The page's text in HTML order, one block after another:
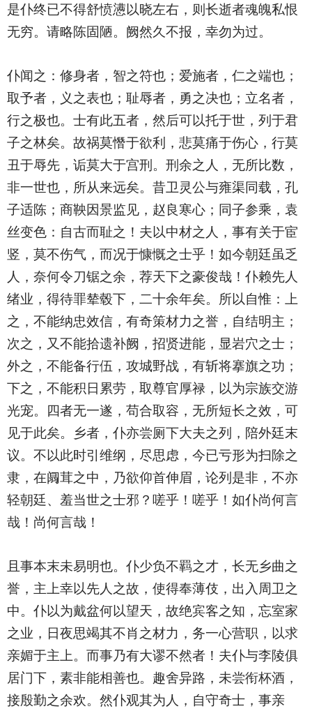
是仆终已不得舒愤懑以晓左右，则长逝者魂魄私恨
无穷。请略陈固陋。阙然久不报，幸勿为过。
仆闻之：修身者，智之符也；爱施者，仁之端也；
取予者，义之表也；耻辱者，勇之决也；立名者，
行之极也。士有此五者，然后可以托于世，列于君
子之林矣。故祸莫憯于欲利，悲莫痛于伤心，行莫
丑于辱先，诟莫大于宫刑。刑余之人，无所比数，
非一世也，所从来远矣。昔卫灵公与雍渠同载，孔
子适陈；商鞅因景监见，赵良寒心；同子参乘，袁
丝变色：自古而耻之！夫以中材之人，事有关于宦
竖，莫不伤气，而况于慷慨之士乎！如今朝廷虽乏
人，奈何令刀锯之余，荐天下之豪俊哉！仆赖先人
绪业，得待罪辇毂下，二十余年矣。所以自惟：上
之，不能纳忠效信，有奇策材力之誉，自结明主；
次之，又不能拾遗补阙，招贤进能，显岩穴之士；
外之，不能备行伍，攻城野战，有斩将搴旗之功；
下之，不能积日累劳，取尊官厚禄，以为宗族交游
光宠。四者无一遂，苟合取容，无所短长之效，可
见于此矣。乡者，仆亦尝厕下大夫之列，陪外廷末
议。不以此时引维纲，尽思虑，今已亏形为扫除之
隶，在阘茸之中，乃欲仰首伸眉，论列是非，不亦
轻朝廷、羞当世之士邪？嗟乎！嗟乎！如仆尚何言
哉！尚何言哉！
且事本末未易明也。仆少负不羁之才，长无乡曲之
誉，主上幸以先人之故，使得奉薄伎，出入周卫之
中。仆以为戴盆何以望天，故绝宾客之知，忘室家
之业，日夜思竭其不肖之材力，务一心营职，以求
亲媚于主上。而事乃有大谬不然者！夫仆与李陵俱
居门下，素非能相善也。趣舍异路，未尝衔杯酒，
接殷勤之余欢。然仆观其为人，自守奇士，事亲